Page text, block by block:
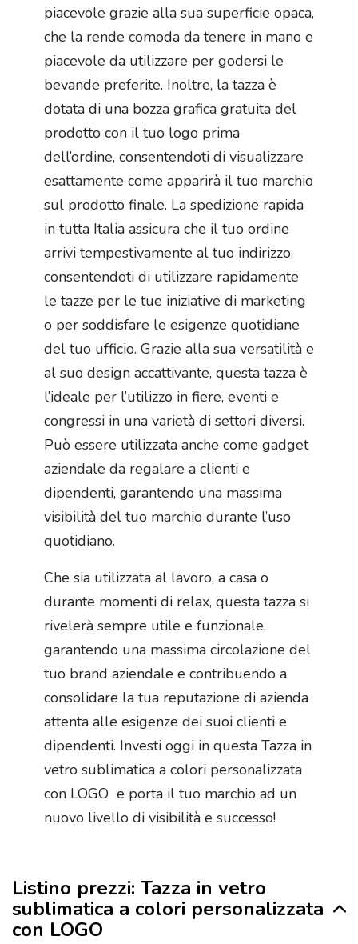
piacevole grazie alla sua superficie opaca,
che la rende comoda da tenere in mano e
piacevole da utilizzare per godersi le
bevande preferite. Inoltre, la tazza è
dotata di una bozza grafica gratuita del
prodotto con il tuo logo prima
dell’ordine, consentendoti di visualizzare
esattamente come apparirà il tuo marchio
sul prodotto finale. La spedizione rapida
in tutta Italia assicura che il tuo ordine
arrivi tempestivamente al tuo indirizzo,
consentendoti di utilizzare rapidamente
le tazze per le tue iniziative di marketing
o per soddisfare le esigenze quotidiane
del tuo ufficio. Grazie alla sua versatilità e
al suo design accattivante, questa tazza è
l’ideale per l’utilizzo in fiere, eventi e
congressi in una varietà di settori diversi.
Può essere utilizzata anche come gadget
aziendale da regalare a clienti e
dipendenti, garantendo una massima
visibilità del tuo marchio durante l’uso
quotidiano.
Che sia utilizzata al lavoro, a casa o
durante momenti di relax, questa tazza si
rivelerà sempre utile e funzionale,
garantendo una massima circolazione del
tuo brand aziendale e contribuendo a
consolidare la tua reputazione di azienda
attenta alle esigenze dei suoi clienti e
dipendenti. Investi oggi in questa Tazza in
vetro sublimatica a colori personalizzata
con LOGO e porta il tuo marchio ad un
nuovo livello di visibilità e successo!
Listino prezzi: Tazza in vetro
sublimatica a colori personalizzata
con LOGO